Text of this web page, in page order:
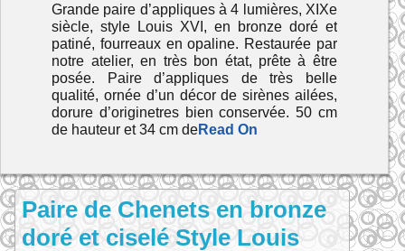
Grande paire d’appliques à 4 lumières, XIXe
siècle, style Louis XVI, en bronze doré et
patiné, fourreaux en opaline. Restaurée par
notre atelier, en très bon état, prête à être
posée. Paire d’appliques de très belle
qualité, ornée d’un décor de sirènes ailées,
dorure d’originetres bien conservée. 50 cm
de hauteur et 34 cm deRead On
Paire de Chenets en bronze
doré et ciselé Style Louis